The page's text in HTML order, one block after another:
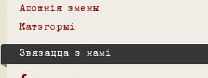
Апошнія змены
Катэгорыі
Звязацца з намі